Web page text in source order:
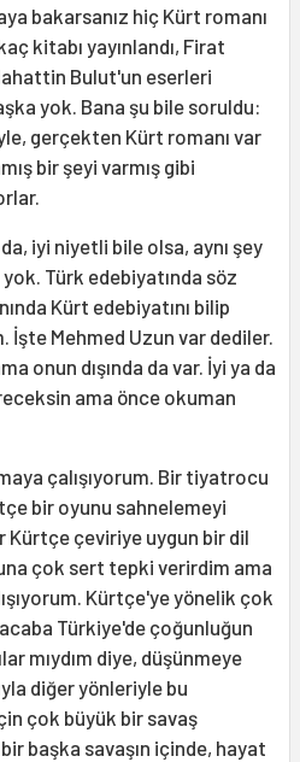
bakarsanız hiç Kürt romanı
kitabı yayınlandı, Firat
Bulut'un eserleri
yok. Bana şu bile soruldu:
gerçekten Kürt romanı var
bir şeyi varmış gibi
iyi niyetli bile olsa, aynı şey
Türk edebiyatında söz
Kürt edebiyatını bilip
Mehmed Uzun var dediler.
onun dışında da var. İyi ya da
ama önce okuman
çalışıyorum. Bir tiyatrocu
bir oyunu sahnelemeyi
Kürtçe çeviriye uygun bir dil
çok sert tepki verirdim ama
Kürtçe'ye yönelik çok
Türkiye'de çoğunluğun
mıydım diye, düşünmeye
diğer yönleriyle bu
çok büyük bir savaş
başka savaşın içinde, hayat